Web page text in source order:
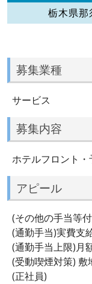
栃木県那
募集業種
サービス
募集内容
ホテルフロント・
アピール
(その他の手当等
(通勤手当)実費支
(通勤手当上限)月
(受動喫煙対策) 敷
(正社員)